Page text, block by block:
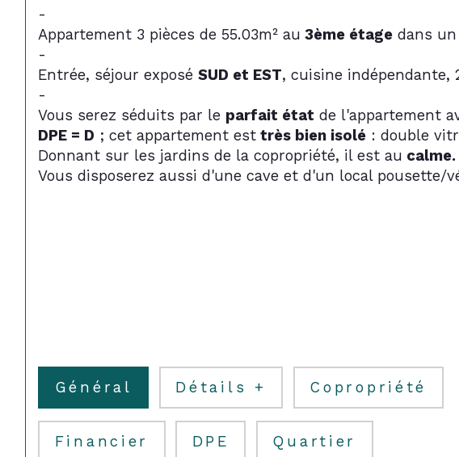
-
Appartement 3 pièces de 55.03m² au 3ème étage dans
-
Entrée, séjour exposé SUD et EST, cuisine indépendante,
-
Vous serez séduits par le parfait état de l'appartement
DPE = D ; cet appartement est très bien isolé : double
Donnant sur les jardins de la copropriété, il est au calme.
Vous disposerez aussi d'une cave et d'un local pousette/
Général Détails + Copropriété
Financier DPE Quartier